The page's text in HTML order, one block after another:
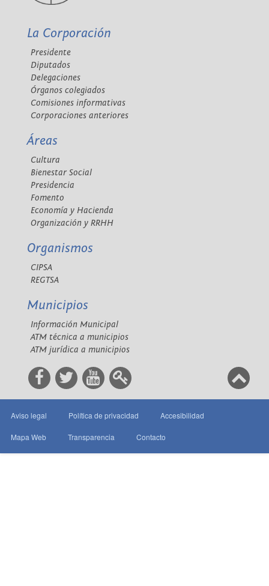
La Corporación
Presidente
Diputados
Delegaciones
Órganos colegiados
Comisiones informativas
Corporaciones anteriores
Áreas
Cultura
Bienestar Social
Presidencia
Fomento
Economía y Hacienda
Organización y RRHH
Organismos
CIPSA
REGTSA
Municipios
Información Municipal
ATM técnica a municipios
ATM jurídica a municipios
Aviso legal Política de privacidad Accesibilidad
Mapa Web Transparencia Contacto